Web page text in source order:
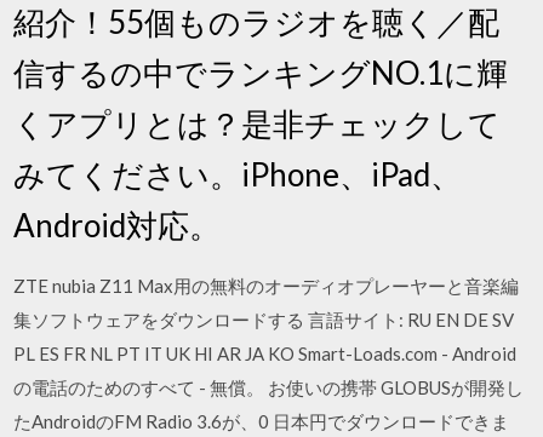
紹介！55個ものラジオを聴く／配
信するの中でランキングNO.1に輝
くアプリとは？是非チェックして
みてください。iPhone、iPad、
Android対応。
ZTE nubia Z11 Max用の無料のオーディオプレーヤーと音楽編
集ソフトウェアをダウンロードする 言語サイト: RU EN DE SV
PL ES FR NL PT IT UK HI AR JA KO Smart-Loads.com - Android
の電話のためのすべて - 無償。 お使いの携帯 GLOBUSが開発し
たAndroidのFM Radio 3.6が、0 日本円でダウンロードできま